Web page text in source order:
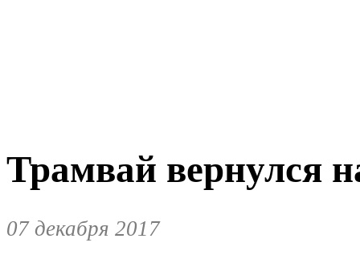
Трамвай вернулся
07 декабря 2017